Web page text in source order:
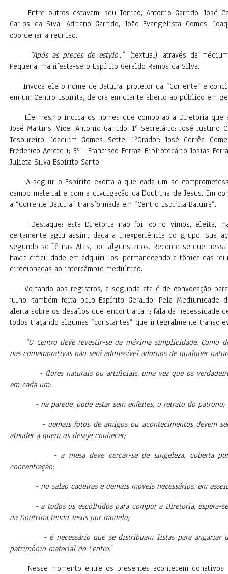
Entre outros estavam: seu Tonico, Antonio Garrido, José
Carlos da Siva, Adriano Garrido, João Evangelista Gomes,
coordenar a reunião.
“Após as preces de estylo...” (textual), através da
Pequena, manifesta-se o Espírito Geraldo Ramos da Silva.
Invoca ele o nome de Batuira, protetor da “Corrente” e
em um Centro Espírita, de ora em diante aberto ao público em
Ele mesmo indica os nomes que comporão a Diretoria que
José Martins; Vice: Antonio Garrido; 1º Secretário: José Justino
Tesoureiro: Joaquim Gomes Sette; 1ºOrador: José Corrêa
Frederico Acreteli; 3º - Francisco Ferraz; Bibliotecário Josias
Julieta Silva Espírito Santo.
A seguir o Espírito exorta a que cada um se
campo material e com a divulgação da Doutrina de Jesus. Em
a “Corrente Batuira” transformada em “Centro Espirita Batuira”.
Destaque: esta Diretoria não foi, como vimos, eleita,
certamente agiu assim, dada a inexperiência do grupo. Sua
segundo se lê nas Atas, por alguns anos. Recorde-se que
havia dificuldade em adquiri-los, permanecendo a tônica das
direcionadas ao intercâmbio mediúnico.
Voltando aos registros, a segunda ata é de convocação
julho, também feita pelo Espírito Geraldo. Pela Mediunidade
alerta sobre os desafios que encontrariam; fala da necessidade
todos traçando algumas “constantes” que integralmente
“O Centro deve revestir-se da máxima simplicidade. Como
nas comemorativas não será admissível adornos de qualquer
- flores naturais ou artificiais, uma vez que os
em cada um;
- na parede, pode estar sem enfeites, o retrato do patrono;
- demais fotos de amigos ou acontecimentos devem ser
atender a quem os deseje conhecer;
- a mesa deve cercar-se de singeleza, coberta por
concentração;
- no salão cadeiras e demais móveis necessários, em
- a todos os escolhidos para compor a Diretoria, espera-se
da Doutrina tendo Jesus por modelo;
- é necessário que se distribuam listas para angariar
patrimônio material do Centro.”
Nesse momento entre os presentes acontecem donativos